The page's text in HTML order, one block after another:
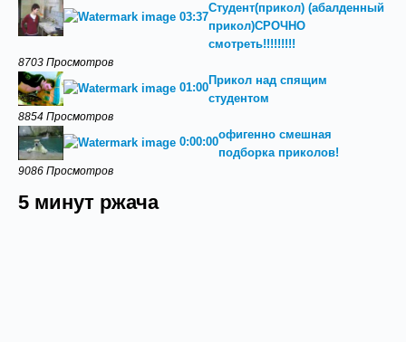
03:37
Студент(прикол) (абалденный
прикол)СРОЧНО
смотреть!!!!!!!!!
8703 Просмотров
01:00
Прикол над спящим
студентом
8854 Просмотров
0:00:00
офигенно смешная
подборка приколов!
9086 Просмотров
5 минут ржача